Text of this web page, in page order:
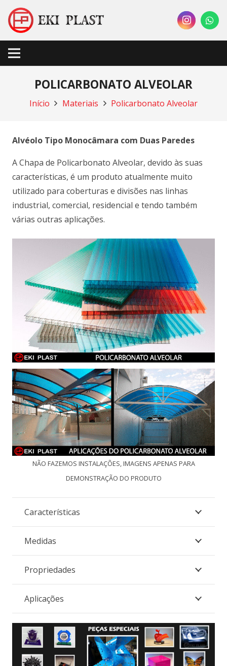
POLICARBONATO ALVEOLAR
Início Materiais Policarbonato Alveolar
Alvéolo Tipo Monocâmara com Duas Paredes
A Chapa de Policarbonato Alveolar, devido às suas
características, é um produto atualmente muito
utilizado para coberturas e divisões nas linhas
industrial, comercial, residencial e tendo também
várias outras aplicações.
NÃO FAZEMOS INSTALAÇÕES, IMAGENS APENAS PARA
DEMONSTRAÇÃO DO PRODUTO
Características
Medidas
Propriedades
Aplicações